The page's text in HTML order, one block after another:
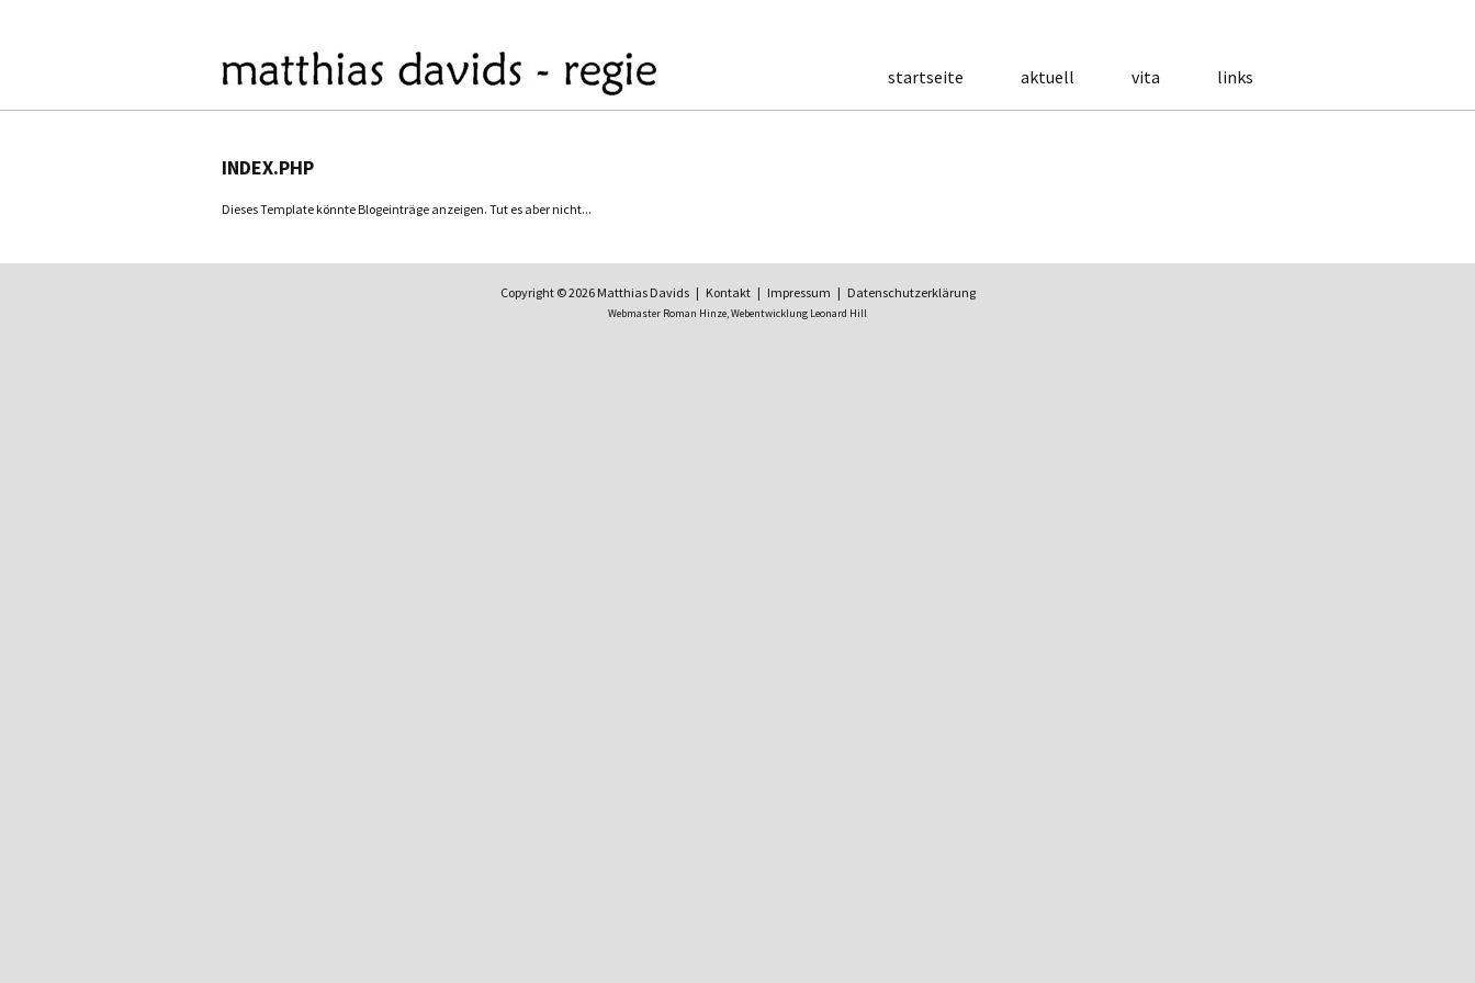
startseite aktuell vita links
INDEX.PHP
Dieses Template könnte Blogeinträge anzeigen. Tut es aber nicht...
Copyright © 2026 Matthias Davids | Kontakt| Impressum | Datenschutzerklärung
Webmaster Roman Hinze,Webentwicklung Leonard Hill